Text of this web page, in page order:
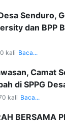
Senduro,
dan BPP
kali Baca...
Camat
di SPPG
kali Baca...
BERSAMA